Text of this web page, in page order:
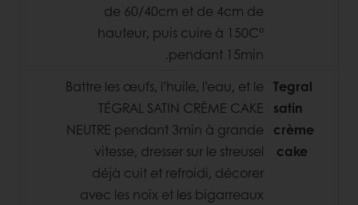
de 60/40cm et de 4cm de
hauteur, puis cuire à 150C°
pendant 15min.
Tegral
satin
crème
cake
Battre les œufs, l’huile, l’eau, et le
TÉGRAL SATIN CRÈME CAKE
NEUTRE pendant 3min à grande
vitesse, dresser sur le streusel
déjà cuit et refroidi, décorer
avec les noix et les bigarreaux